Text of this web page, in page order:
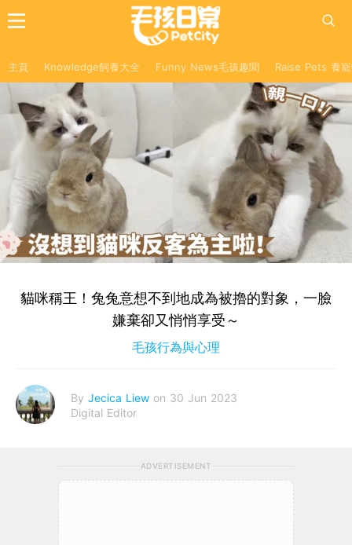
主頁 Knowledge飼養大全 Funny News毛孩趣聞 Raise Pets 養
貓咪稱王！兔兔意想不到地成為被擼的對象，一臉
嫌棄卻又悄悄享受～
毛孩行為與心理
By Jecica Liew on 30 Jun 2023
Digital Editor
ADVERTISEMENT